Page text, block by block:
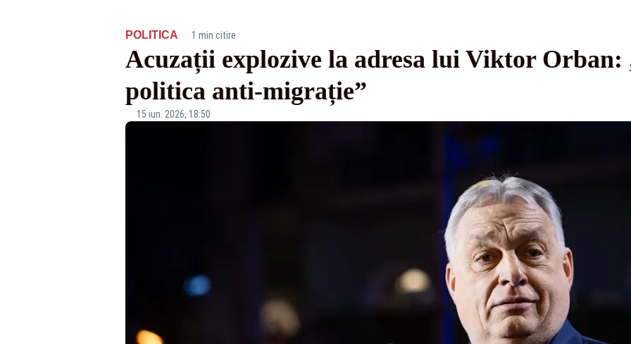
POLITICA· 1 min citire
Acuzații explozive la adresa lui Viktor Orban:
politica anti-migrație”
15 iun. 2026, 18:50